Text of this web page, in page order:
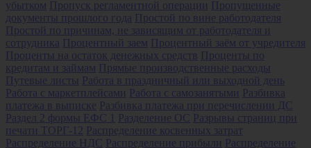
убытком Пропуск регламентной операции Пропущенные
документы прошлого года Простой по вине работодателя
Простой по причинам, не зависящим от работодателя и
сотрудника Процентный заем Процентный заём от учредителя
Проценты на остаток денежных средств Проценты по
кредитам и займам Прямые производственные расходы
Путевые листы Работа в праздничный или выходной день
Работа с маркетплейсами Работа с самозанятыми Разбивка
платежа в выписке Разбивка платежа при перечислении ДС
Раздел 2 формы ЕФС 1 Разделение ОС
Разрывы страниц при
печати ТОРГ-12 Распределение косвенных затрат
Распределение НДС
Распределение прибыли Распределение